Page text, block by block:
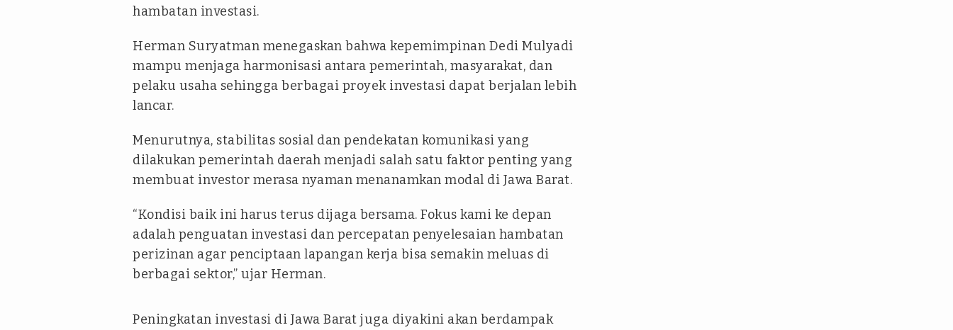
hambatan investasi.
Herman Suryatman menegaskan bahwa kepemimpinan Dedi Mulyadi
mampu menjaga harmonisasi antara pemerintah, masyarakat, dan
pelaku usaha sehingga berbagai proyek investasi dapat berjalan lebih
lancar.
Menurutnya, stabilitas sosial dan pendekatan komunikasi yang
dilakukan pemerintah daerah menjadi salah satu faktor penting yang
membuat investor merasa nyaman menanamkan modal di Jawa Barat.
“Kondisi baik ini harus terus dijaga bersama. Fokus kami ke depan
adalah penguatan investasi dan percepatan penyelesaian hambatan
perizinan agar penciptaan lapangan kerja bisa semakin meluas di
berbagai sektor,” ujar Herman.
Peningkatan investasi di Jawa Barat juga diyakini akan berdampak